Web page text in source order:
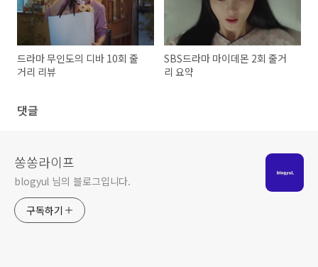
드라마 무인도의 디바 10회 줄
거리 리뷰
SBS드라마 마이데몬 2회 줄거
리 요약
댓글
쏭쏭라이프
blogyul 님의 블로그입니다.
구독하기